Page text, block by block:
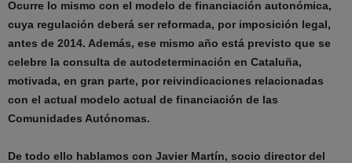
Ocurre lo mismo con el modelo de financiación autonómica,
cuya regulación deberá ser reformada, por imposición legal,
antes de 2014. Además, ese mismo año está previsto que se
celebre la consulta de autodeterminación en Cataluña,
motivada, en gran parte, por reivindicaciones relacionadas
con el actual modelo actual de financiación de las
Comunidades Autónomas.
De todo ello hablamos con Javier Martín, socio director del